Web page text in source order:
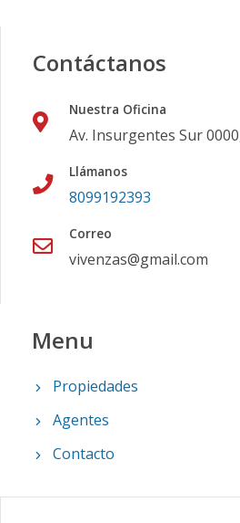
Contáctanos
Nuestra Oficina
Av. Insurgentes Sur
Llámanos
8099192393
Correo
vivenzas@gmail.com
Menu
Propiedades
Agentes
Contacto